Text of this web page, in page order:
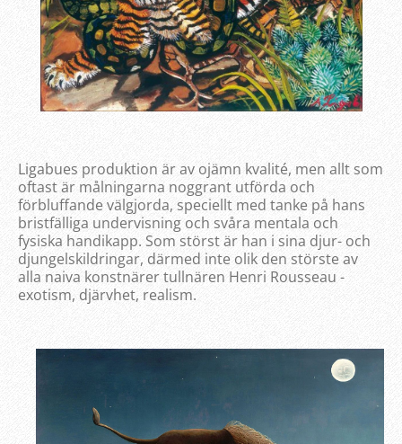
Ligabues produktion är av ojämn kvalité, men allt som
oftast är målningarna noggrant utförda och
förbluffande välgjorda, speciellt med tanke på hans
bristfälliga undervisning och svåra mentala och
fysiska handikapp. Som störst är han i sina djur- och
djungelskildringar, därmed inte olik den störste av
alla naiva konstnärer tullnären Henri Rousseau -
exotism, djärvhet, realism.